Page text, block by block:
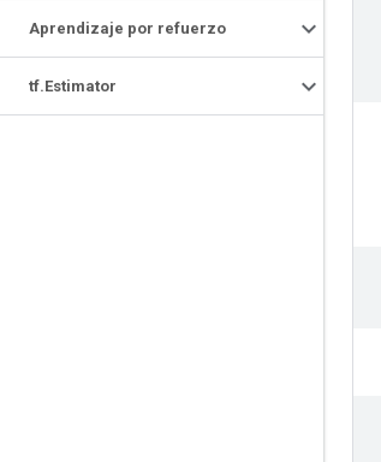
Aprendizaje por refuerzo
tf.Estimator